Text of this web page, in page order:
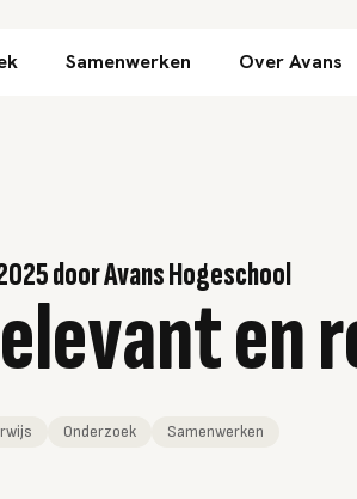
Direct naar inhoud
Samenwerken Over Avans
doorAvans Hogeschool
en
Onderzoek Samenwerken